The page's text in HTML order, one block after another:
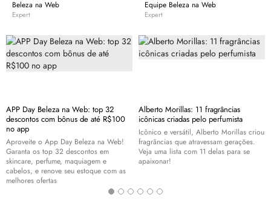
Beleza na Web
Expert
APP Day Beleza na Web: top 32
descontos com bônus de até R$100
no app
Aproveite o App Day Beleza na Web!
Garanta os top 32 descontos em
skincare, perfume, maquiagem e
cabelos, e renove seu estoque com as
melhores ofertas
Equipe Beleza na Web
Expert
Alberto Morillas: 11 fragrâncias
icônicas criadas pelo perfumista
Icônico e versátil, Alberto Morillas criou
fragrâncias que atravessam gerações.
Veja uma lista com 11 delas para se
apaixonar!